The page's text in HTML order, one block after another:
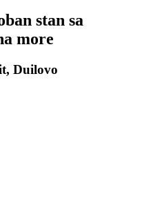
stan sa
more
Duilovo